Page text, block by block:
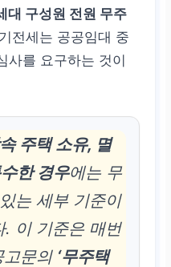
대 구성원 전원 무주
전세는 공공임대 중
사를 요구하는 것이
주택 소유, 멸
한 경우에는 무
는 세부 기준이
. 이 기준은 매번
고문의 ‘무주택